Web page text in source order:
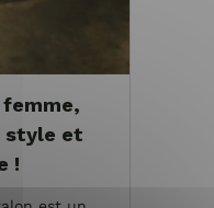
style et
!